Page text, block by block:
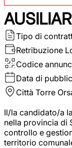
Tipo di
Retribuzione
Codice
Data di
Città Torre
Il/la candidato/a
nella provincia di
controllo e
territorio